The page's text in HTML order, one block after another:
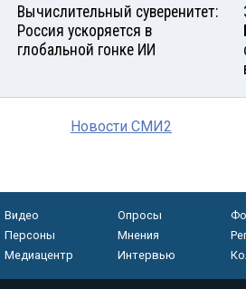
Вычислительный суверенитет:
Россия ускоряется в
глобальной гонке ИИ
Новости СМИ2
Видео Опросы
Персоны
Мнения
Медиацентр
Интервью